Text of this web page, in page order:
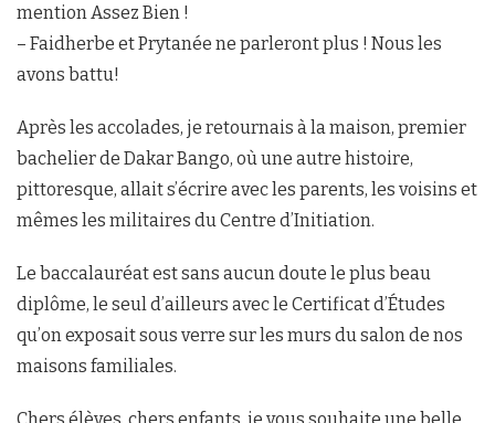
mention Assez Bien !
– Faidherbe et Prytanée ne parleront plus ! Nous les
avons battu!
Après les accolades, je retournais à la maison, premier
bachelier de Dakar Bango, où une autre histoire,
pittoresque, allait s’écrire avec les parents, les voisins et
mêmes les militaires du Centre d’Initiation.
Le baccalauréat est sans aucun doute le plus beau
diplôme, le seul d’ailleurs avec le Certificat d’Études
qu’on exposait sous verre sur les murs du salon de nos
maisons familiales.